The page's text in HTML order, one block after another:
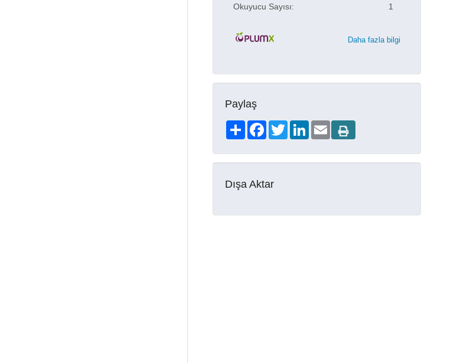
Okuyucu Sayısı: 1
Daha fazla bilgi
Paylaş
ShareFacebookTwitterLinkedIn
Email
Dışa Aktar